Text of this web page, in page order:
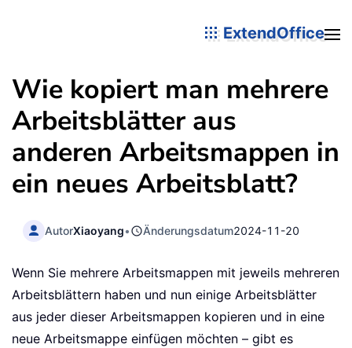
ExtendOffice
Wie kopiert man mehrere
Arbeitsblätter aus
anderen Arbeitsmappen in
ein neues Arbeitsblatt?
AutorXiaoyang• Änderungsdatum2024-11-20
Wenn Sie mehrere Arbeitsmappen mit jeweils mehreren
Arbeitsblättern haben und nun einige Arbeitsblätter
aus jeder dieser Arbeitsmappen kopieren und in eine
neue Arbeitsmappe einfügen möchten – gibt es